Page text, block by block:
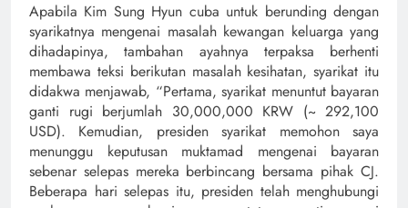
Apabila Kim Sung Hyun cuba untuk berunding dengan
syarikatnya mengenai masalah kewangan keluarga yang
dihadapinya, tambahan ayahnya terpaksa berhenti
membawa teksi berikutan masalah kesihatan, syarikat itu
didakwa menjawab, “Pertama, syarikat menuntut bayaran
ganti rugi berjumlah 30,000,000 KRW (~ 292,100
USD). Kemudian, presiden syarikat memohon saya
menunggu keputusan muktamad mengenai bayaran
sebenar selepas mereka berbincang bersama pihak CJ.
Beberapa hari selepas itu, presiden telah menghubungi